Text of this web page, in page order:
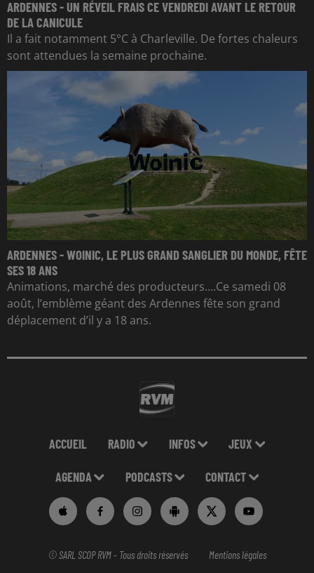
ARDENNES - UN RÉVEIL FRAIS CE VENDREDI AVANT LE RETOUR
DE LA CANICULE
Il a fait notamment 5°C à Charleville. De fortes chaleurs
sont attendues la semaine prochaine.
ARDENNES - WOINIC, LE PLUS GRAND SANGLIER DU MONDE, FÊTE
SES 18 ANS
Animations, marché des producteurs....Ce samedi 08
août, l’emblème géant des Ardennes fête son grand
déplacement d’il y a 18 ans.
ACCUEIL RADIO INFOS JEUX
AGENDA PODCASTS CONTACT
© SARL SCOP RVM - Tous droits réservés Mentions légales